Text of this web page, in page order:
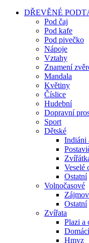
DŘEVĚNÉ
Pod čaj
Pod kafe
Pod pivečko
Nápoje
Vztahy
Znamení
Mandala
Květiny
Číslice
Hudební
Dopravní
Sport
Dětské
Indiáni
Veselé
Ostatní
Volnočasové
Ostatní
Zvířata
Plazi a
Domácí
Hmyz